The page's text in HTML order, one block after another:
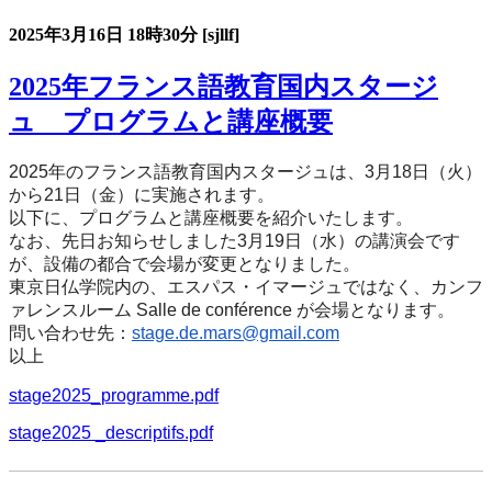
2025年3月16日 18時30分 [sjllf]
2025年フランス語教育国内スタージ
ュ プログラムと講座概要
2025年のフランス語教育国内スタージュは、3月18日（火）
から21日（金）に実施されます。
以下に、プログラムと講座概要を紹介いたします。
なお、先日お知らせしました3月19日（水）の講演会です
が、 設備の都合で会場が変更となりました。
東京日仏学院内の、エスパス・イマージュではなく、
カンフ
ァレンスルーム Salle de conférence が会場となります。
問い合わせ先： stage.de.mars@gmail.com
以上
stage2025_programme.pdf
stage2025 _descriptifs.pdf